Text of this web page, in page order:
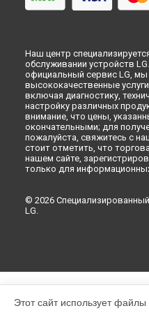
Наш центр
обслуживании устройств
официальный сервис LG, мы
высококачественные
включая диагностику,
настройку различных
внимание, что цены,
окончательными; для
пожалуйста, свяжитесь с
стоит отметить, что
нашем сайте,
только для
© 2026
LG.
Этот сайт использует